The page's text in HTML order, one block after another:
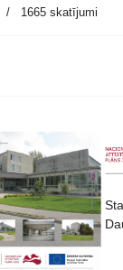
1665 skatījumi